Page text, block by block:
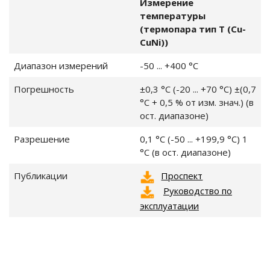
Измерение
температуры
(термопара тип T (Cu-
CuNi))
Диапазон измерений
-50 ... +400 °C
Погрешность
±0,3 °C (-20 ... +70 °C) ±(0,7
°C + 0,5 % от изм. знач.) (в
ост. диапазоне)
Разрешение
0,1 °C (-50 ... +199,9 °C) 1
°C (в ост. диапазоне)
Публикации
Проспект
Руководство по
эксплуатации